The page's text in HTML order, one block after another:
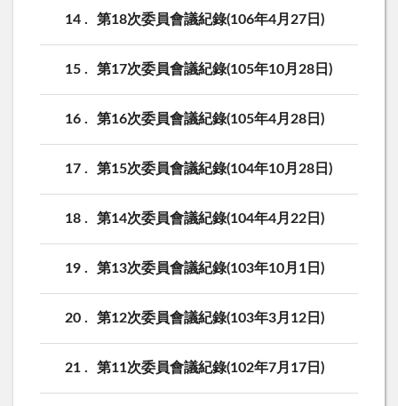
14 第18次委員會議紀錄(106年4月27日)
15 第17次委員會議紀錄(105年10月28日)
16 第16次委員會議紀錄(105年4月28日)
17 第15次委員會議紀錄(104年10月28日)
18 第14次委員會議紀錄(104年4月22日)
19 第13次委員會議紀錄(103年10月1日)
20 第12次委員會議紀錄(103年3月12日)
21 第11次委員會議紀錄(102年7月17日)